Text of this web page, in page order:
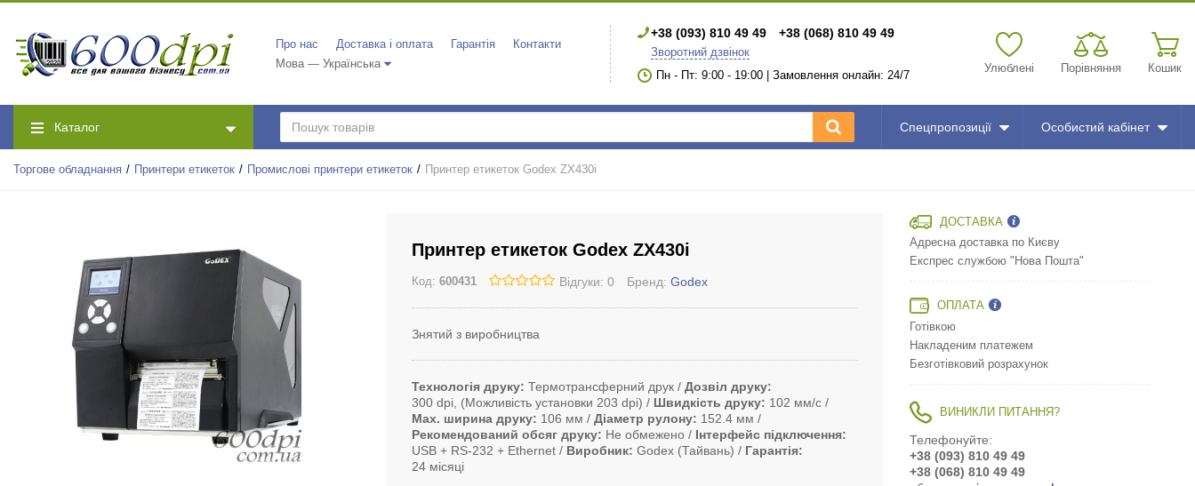
Про нас Доставка і оплата Гарантія
Контакти
Мова — Українська
+38 (093) 810 49 49 +38 (068) 810 49 49
Зворотний дзвінок
Пн - Пт: 9:00 - 19:00 | Замовлення онлайн: 24/7
Улюблені Порівняння Кошик
Каталог Спецпропозиції Особистий кабінет
Торгове обладнання Принтери етикеток Промислові принтери етикеток Принтер етикеток Godex ZX430i
Принтер етикеток Godex ZX430i
Код: 600431 Відгуки: 0 Бренд: Godex
Знятий з виробництва
Технологія друку Термотрансферний друк
Дозвіл друку
300 dpi, (Можливість установки 203 dpi)
Швидкість друку
102 мм/с
Max. ширина друку
106 мм Діаметр рулону
152.4 мм
Рекомендований обсяг друку
Не обмежено
Інтерфейс підключення
USB + RS-232 + Ethernet
Виробник Godex (Тайвань)
Гарантія
24 місяці
ДОСТАВКА
Адресна доставка по Києву
Експрес службою "Нова Пошта"
ОПЛАТА
Готівкою
Накладеним платежем
Безготівковий розрахунок
ВИНИКЛИ ПИТАННЯ?
Телефонуйте:
+38 (093) 810 49 49
+38 (068) 810 49 49